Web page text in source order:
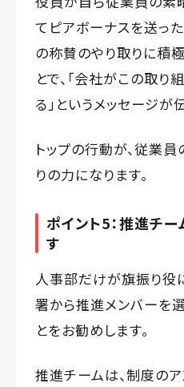
てピアボーナスを送っ
の称賛のやり取りに積
とで、「会社がこの取
る」というメッセージが
トップの行動が、従業
りの力になります。
ポイント5：推進チ
す
人事部だけが旗振り役
署から推進メンバーを
とをお勧めします。
推進チームは、制度の